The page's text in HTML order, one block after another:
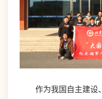
作为我国自主建设